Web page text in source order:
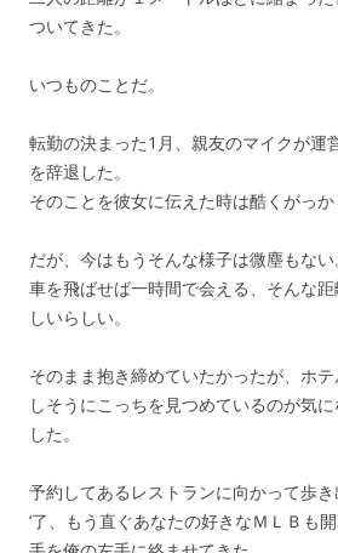
ついてきた。
いつものことだ。
転勤の決まった1月、親友のマイクが運
を辞退した。
そのことを彼女に伝えた時は酷くがっか
だが、今はもうそんな様子は微塵もない
車を飛ばせば一時間で会える、そんな
しいらしい。
そのまま抱き締めていたかったが、ホ
しそうにこっちを見つめているのが気
した。
予約してあるレストランに向かって歩き
‘了、もう直ぐあなたの好きなＭＬＢも